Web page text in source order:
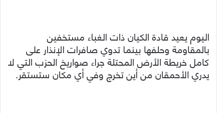
اليوم يعيد قادة الكيان ذات الغباء مستخفين
بالمقاومة وحلفها بينما تدوي صافرات الإنذار على
كامل خريطة الأرض المحتلة جراء صواريخ الحزب التي لا
يدري الأحمقان من أين تخرج وفي أي مكان ستستقر.